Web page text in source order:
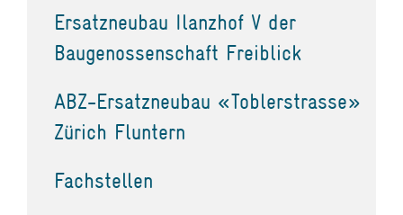
Ersatzneubau Ilanzhof V der
Baugenossenschaft Freiblick
ABZ-Ersatzneubau «Toblerstrasse»
Zürich Fluntern
Fachstellen